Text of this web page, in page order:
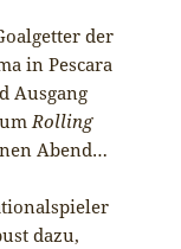
der
in Pescara
Ausgang
Rolling
Abend…
dazu,